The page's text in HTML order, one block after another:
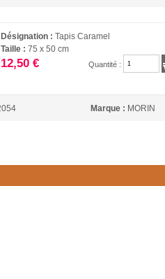
Désignation :Tapis Caramel
Taille :75 x 50 cm
12,50 € Quantité :
Marque : MORIN